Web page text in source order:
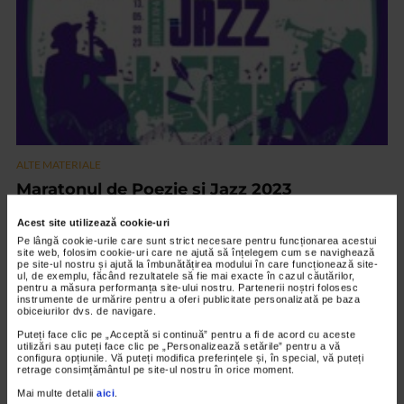
Acest site utilizează cookie-uri
Pe lângă cookie-urile care sunt strict necesare pentru funcționarea acestui
site web, folosim cookie-uri care ne ajută să înțelegem cum se navighează
pe site-ul nostru și ajută la îmbunătățirea modului în care funcționează site-
ul, de exemplu, făcând rezultatele să fie mai exacte în cazul căutărilor,
pentru a măsura performanța site-ului nostru. Partenerii noștri folosesc
instrumente de urmărire pentru a oferi publicitate personalizată pe baza
obiceiurilor dvs. de navigare.
Puteți face clic pe „Acceptă si continuă” pentru a fi de acord cu aceste
utilizări sau puteți face clic pe „Personalizează setările” pentru a vă
configura opțiunile. Vă puteți modifica preferințele și, în special, vă puteți
retrage consimțământul pe site-ul nostru în orice moment.
Mai multe detalii aici.
ALTE MATERIALE
Maratonul de Poezie si Jazz 2023
VIDEO